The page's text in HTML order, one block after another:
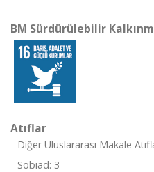
BM Sürdürülebilir
Atıflar
Diğer Uluslararası Makale
Sobiad: 3